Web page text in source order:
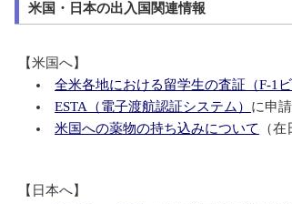
米国・日本の出入国関連情報
【米国へ】
全米各地における留学生の査証（F-1
ESTA（電子渡航認証システム） に申
米国への薬物の持ち込みについて
（
【日本へ】